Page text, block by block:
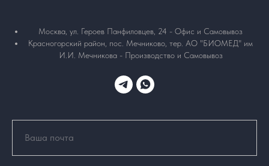
Москва, ул. Героев Панфиловцев, 24 - Офис и Самовывоз
Красногорский район, пос. Мечниково, тер. АО "БИОМЕД" им
И.И. Мечникова - Производство и Самовывоз